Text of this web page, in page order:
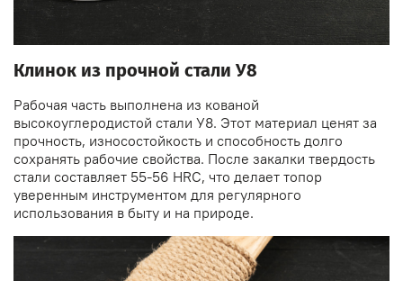
Клинок из прочной стали У8
Рабочая часть выполнена из кованой
высокоуглеродистой стали У8. Этот материал ценят за
прочность, износостойкость и способность долго
сохранять рабочие свойства. После закалки твердость
стали составляет 55-56 HRC, что делает топор
уверенным инструментом для регулярного
использования в быту и на природе.